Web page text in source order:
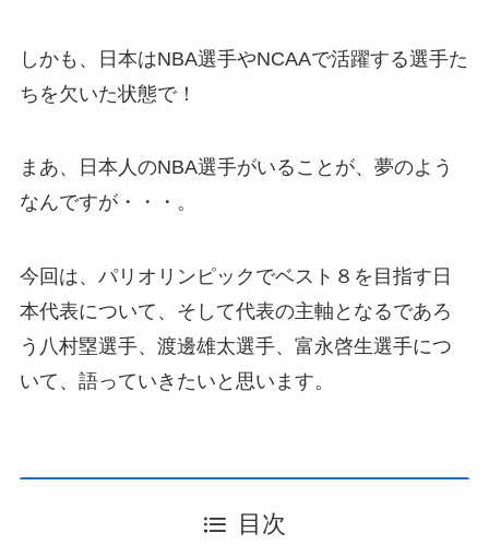
しかも、日本はNBA選手やNCAAで活躍する選手た
ちを欠いた状態で！
まあ、日本人のNBA選手がいることが、夢のよう
なんですが・・・。
今回は、パリオリンピックでベスト８を目指す日
本代表について、そして代表の主軸となるであろ
う八村塁選手、渡邊雄太選手、富永啓生選手につ
いて、語っていきたいと思います。
目次